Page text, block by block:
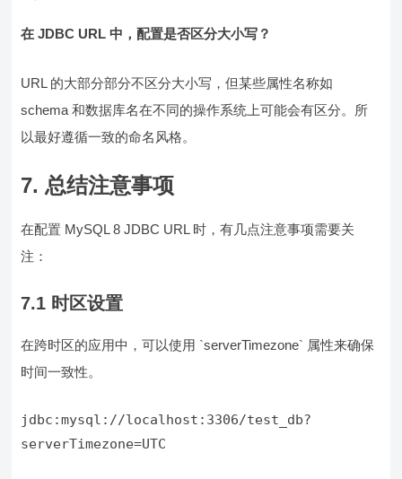
在 JDBC URL 中，配置是否区分大小写？
URL 的大部分部分不区分大小写，但某些属性名称如
schema 和数据库名在不同的操作系统上可能会有区分。所
以最好遵循一致的命名风格。
7. 总结注意事项
在配置 MySQL 8 JDBC URL 时，有几点注意事项需要关
注：
7.1 时区设置
在跨时区的应用中，可以使用 `serverTimezone` 属性来确保
时间一致性。
jdbc:mysql://localhost:3306/test_db?